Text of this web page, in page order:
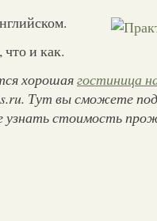
что и как.
хорошаягостиница
Тут вы сможете
узнать стоимость